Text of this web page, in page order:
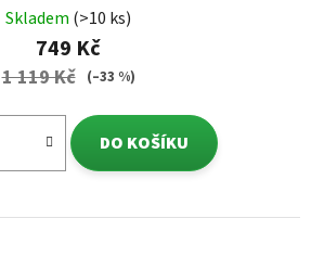
Skladem (>10 ks)
749 Kč
1 119 Kč (–33 %)
DO KOŠÍKU